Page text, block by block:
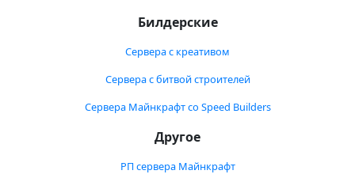
Билдерские
Сервера с креативом
Сервера с битвой строителей
Сервера Майнкрафт со Speed Builders
Другое
РП сервера Майнкрафт